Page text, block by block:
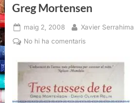
Greg Mortensen
Posted
on
maig 2, 2008 By
Xavier Serrahima
No hi ha comentarisa
tasses
te,
David